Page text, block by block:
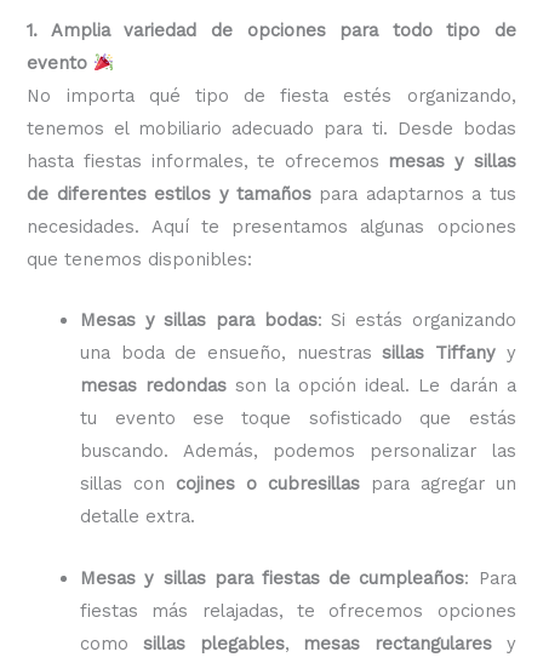
1. Amplia variedad de opciones para todo tipo de
evento
No importa qué tipo de fiesta estés organizando,
tenemos el mobiliario adecuado para ti. Desde bodas
hasta fiestas informales, te ofrecemos mesas y sillas
de diferentes estilos y tamaños para adaptarnos a tus
necesidades. Aquí te presentamos algunas opciones
que tenemos disponibles:
Mesas y sillas para bodas: Si estás organizando
una boda de ensueño, nuestrassillas Tiffanyy
mesas redondas son la opción ideal. Le darán a
tu evento ese toque sofisticado que estás
buscando. Además, podemos personalizar las
sillas con cojines o cubresillaspara agregar un
detalle extra.
Mesas y sillas para fiestas de cumpleaños: Para
fiestas más relajadas, te ofrecemos opciones
como sillas plegables, mesas rectangularesy